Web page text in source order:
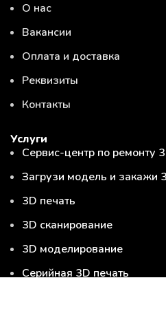
О нас
Вакансии
Оплата и доставка
Реквизиты
Контакты
Услуги
Сервис-центр по ремонту
Загрузи модель и закажи
3D печать
3D сканирование
3D моделирование
Серийная 3D печать